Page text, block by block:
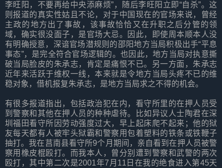
李旺阳，不要再给中央添麻烦”，随后李旺阳立即“自杀”。这
则报道的真实性姑且不论，对于中国现在的官场来说，曾经
主政的地方出了事故，该事故恰恰又在升职之后分管的领
域，确实很没面子，是官场大忌。因此，即使周本顺本人没
有明确授意，深谙官场潜规则的邵阳地方当局积极出手“平息
事态”，是完全符合官场逻辑的。也因此，地方当局对执意撕
破当局脸皮的朱承志，肯定是痛恨不已。另一方面，朱承志
近年来活跃于维权一线，本来就是令地方当局头疼不已的维
稳对象，借机报复朱承志，是地方当局求之不得的机会。
有很多报道指出，包括政治犯在内，看守所里的在押人员受
到警察和其他在押人员的种种虐待。比如异议人士陶君在深
圳福田看守所因劳动强度过大，早上起床爬不起来；他的狱
友每天都有人被牢头狱霸和警察用包着塑料的铁条或铁鞭子
抽打。我在莒南县看守所9个月期间，亲自看到在押人员被警
察用橡皮棍殴打。而我本人，曾分别遭到警察和武警的两次
殴打，其中第二次是2001年7月11日在我的绝食进入第45天